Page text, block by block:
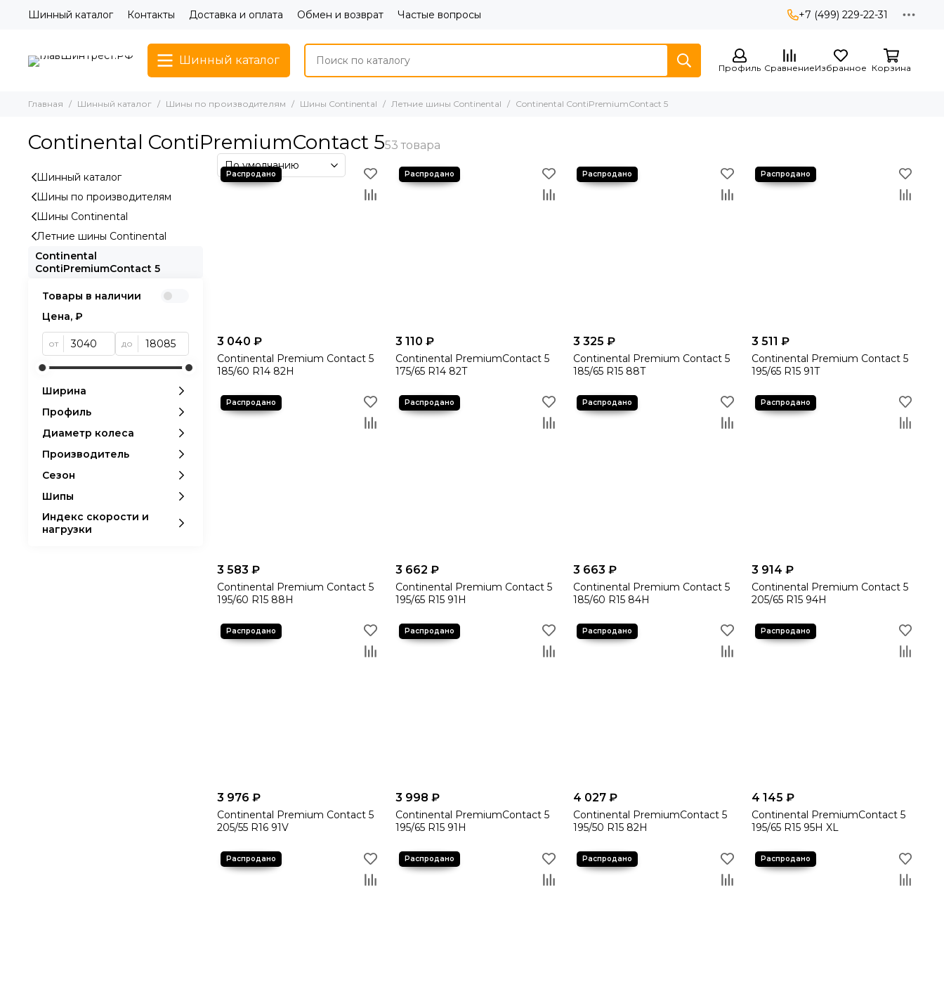
Шинный каталог Контакты Доставка и оплата Обмен и возврат Частые вопросы +7 (499) 229-22-31
Шинный каталог
Профиль СравнениеИзбранное Корзина
Главная Шинный каталог Шины по производителям Шины Continental Летние шины Continental Continental ContiPremiumContact 5
Continental ContiPremiumContact 5
3 040 ₽
Continental Premium Contact 5
185/60 R14 82H
3 110 ₽
Continental PremiumContact 5
175/65 R14 82T
3 325 ₽
Continental Premium Contact 5
185/65 R15 88T
3 511 ₽
Continental Premium Contact 5
195/65 R15 91T
3 583 ₽
Continental Premium Contact 5
195/60 R15 88H
3 662 ₽
Continental Premium Contact 5
195/65 R15 91H
3 663 ₽
Continental Premium Contact 5
185/60 R15 84H
3 914 ₽
Continental Premium Contact 5
205/65 R15 94H
3 976 ₽
Continental Premium Contact 5
205/55 R16 91V
3 998 ₽
Continental PremiumContact 5
195/65 R15 91H
4 027 ₽
Continental PremiumContact 5
195/50 R15 82H
4 145 ₽
Continental PremiumContact 5
195/65 R15 95H XL
Шинный каталог
Шины по производителям
Шины Continental
Летние шины Continental
Continental
ContiPremiumContact 5
Товары в наличии
Цена, ₽
от до
Ширина
Профиль
Диаметр колеса
Производитель
Сезон
Шипы
Индекс скорости и
нагрузки